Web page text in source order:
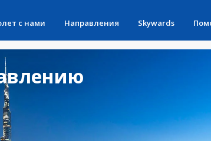
с нами Направления Skywards